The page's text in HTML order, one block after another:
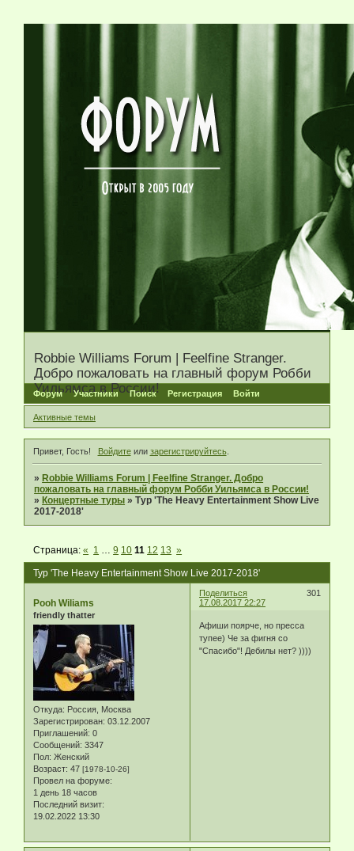
Robbie Williams Forum | Feelfine Stranger.
Добро пожаловать на главный форум Робби
Уильямса в России!
Форум Участники Поиск Регистрация Войти
Активные темы
Привет, Гость! Войдитеили зарегистрируйтесь.
» Robbie Williams Forum | Feelfine Stranger. Добро
пожаловать на главный форум Робби Уильямса в России!
» Концертные туры »Тур 'The Heavy Entertainment Show Live
2017-2018'
Тур 'The Heavy Entertainment Show Live 2017-2018'
Страница:« 1 9 10 11 12 13 »
Поделиться
301
17.08.2017 22:27
Pooh Wiliams
friendly thatter
Откуда: Россия, Москва
Зарегистрирован: 03.12.2007
Приглашений: 0
Сообщений: 3347
Пол: Женский
Возраст: 47 [1978-10-26]
Провел на форуме:
1 день 18 часов
Последний визит:
19.02.2022 13:30
Афиши поярче, но пресса
тупее) Че за фигня со
"Спасибо"! Дебилы нет? ))))